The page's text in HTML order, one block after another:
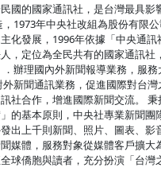
國的國家通訊社，是台灣最具影
1973年中央社改組為股份有限
化發展，1996年依據「中央通訊
，定位為全民共有的國家通訊社
辦理國內外新聞報導業務，服
新聞通訊業務，促進國際對台灣
社合作，增進國際新聞交流。 秉
的基本原則，中央社專業新聞團
出上千則新聞、照片、圖表、影
媒體，服務對象從媒體客戶擴大
球僑胞與讀者，充分扮演「台灣